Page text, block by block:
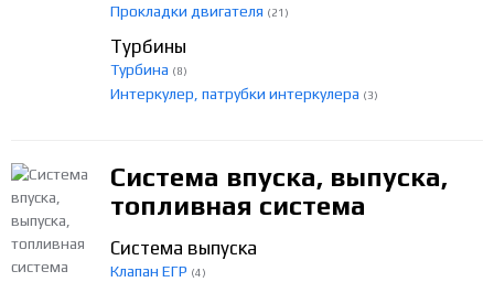
Прокладки двигателя (21)
Турбины
Турбина (8)
Интеркулер, патрубки интеркулера (3)
Система впуска, выпуска,
топливная система
Система выпуска
Клапан ЕГР (4)